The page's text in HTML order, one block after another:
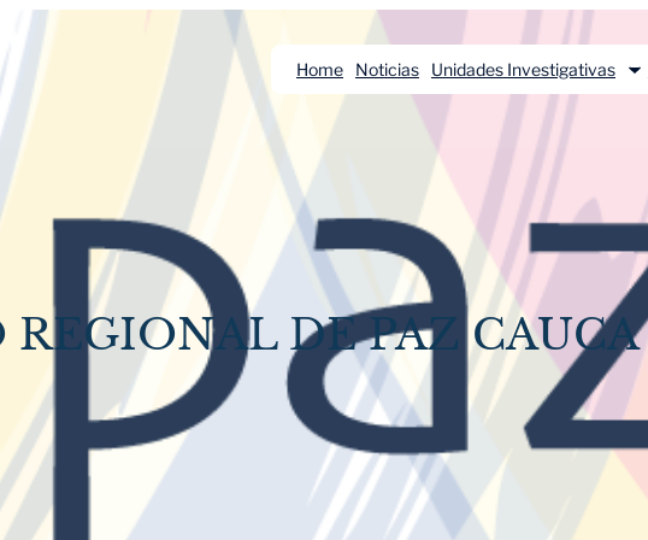
Home Noticias Unidades Investigativas
DE PAZ CAUCA